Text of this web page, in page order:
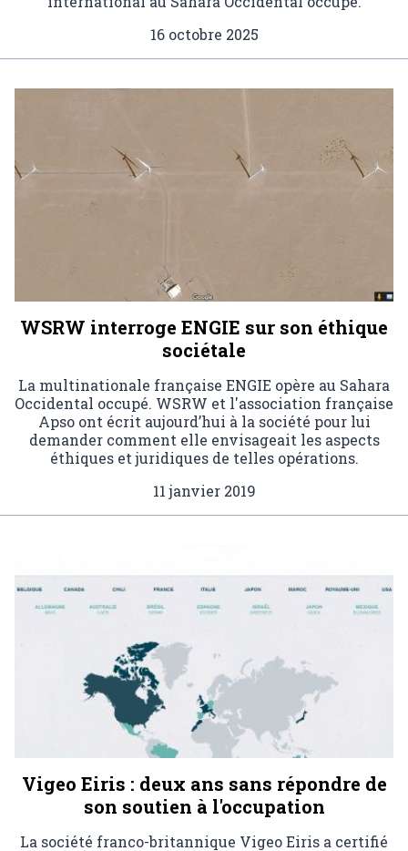
16 octobre 2025
WSRW interroge ENGIE sur son éthique
sociétale
La multinationale française ENGIE opère au Sahara
Occidental occupé. WSRW et l'association française
Apso ont écrit aujourd’hui à la société pour lui
demander comment elle envisageait les aspects
éthiques et juridiques de telles opérations.
11 janvier 2019
Vigeo Eiris : deux ans sans répondre de
son soutien à l'occupation
La société franco-britannique Vigeo Eiris a certifié